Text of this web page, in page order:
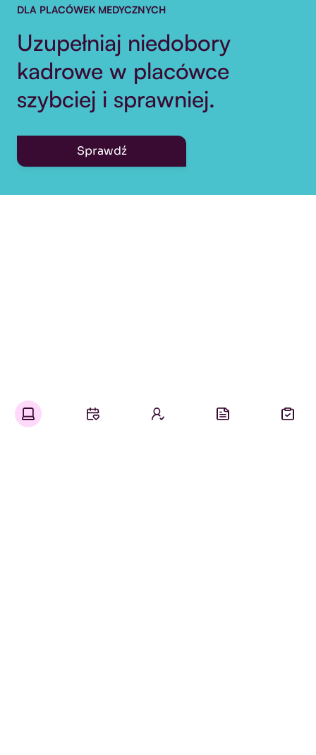
DLA PLACÓWEK MEDYCZNYCH
Uzupełniaj niedobory
kadrowe w placówce
szybciej i sprawniej.
Sprawdź